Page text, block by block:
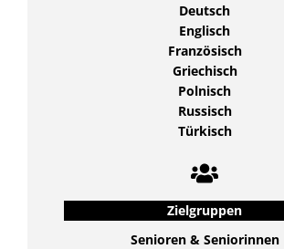
Deutsch
Englisch
Französisch
Griechisch
Polnisch
Russisch
Türkisch
Zielgruppen
Senioren & Seniorinnen